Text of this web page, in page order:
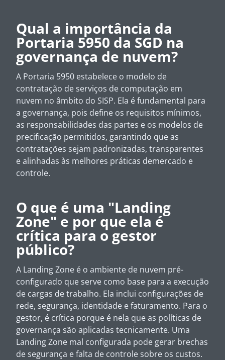
Qual a importância da
Portaria 5950 da SGD na
governança de nuvem?
A Portaria 5950 estabelece o modelo de
contratação de serviços de computação em
nuvem no âmbito do SISP. Ela é fundamental para
a governança, pois define os requisitos mínimos,
as responsabilidades das partes e os modelos de
precificação permitidos, garantindo que as
contratações sejam padronizadas, transparentes
e alinhadas às melhores práticas demercado e
controle.
O que é uma "Landing
Zone" e por que ela é
crítica para o gestor
público?
A Landing Zone é o ambiente de nuvem pré-
configurado que serve como base para a execução
de cargas de trabalho. Ela inclui configurações de
rede, segurança, identidade e faturamento. Para o
gestor, é crítica porque é nela que as políticas de
governança são aplicadas tecnicamente. Uma
Landing Zone mal configurada pode gerar brechas
de segurança e falta de controle sobre os custos.